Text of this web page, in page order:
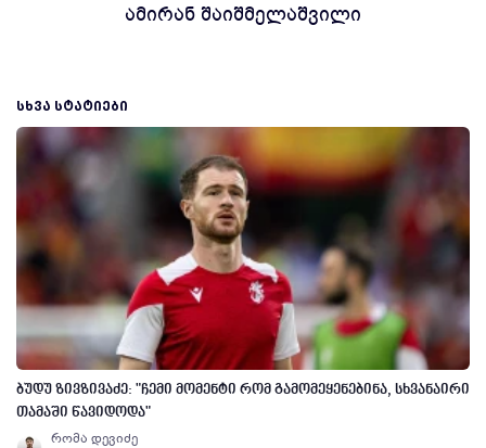
ამირან შაიშმელაშვილი
ᲡᲮᲕᲐ ᲡᲢᲐᲢᲘᲔᲑᲘ
ბუდუ ზივზივაძე: "ჩემი მომენტი რომ გამომეყენებინა, სხვანაირი
თამაში წავიდოდა"
რომა დევიძე